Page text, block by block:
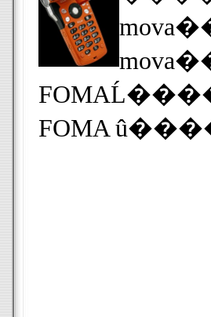
FOMA